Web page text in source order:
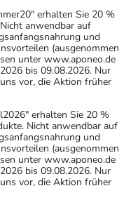
erhalten Sie 20 %
anwendbar auf
und
(ausgenommen
unter www.aponeo.de
bis 09.08.2026. Nur
vor, die Aktion früher
erhalten Sie 20 %
Nicht anwendbar auf
und
(ausgenommen
unter www.aponeo.de
bis 09.08.2026. Nur
vor, die Aktion früher